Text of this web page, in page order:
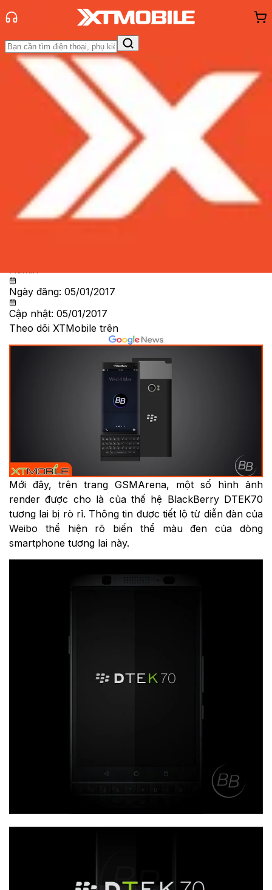
Trang chủ
Tin tức
Tin Mới
Đánh Giá - Trên TaySo Sánh Tư vấnKhuyến
Hỏi đáp App - Game Thông báo
hàng - Sự kiện
BlackBerry DTEK70 lộ diện hình ảnh
siêu “dị”: Bàn phím QWERTY huyền
thoại sánh bước cùng camera “bá
Admin
Ngày đăng: 05/01/2017
Cập nhật: 05/01/2017
Theo dõi XTMobile trên
Mới đây, trên trang GSMArena, một số hình ảnh
render được cho là của thế hệ BlackBerryDTEK70
tương lại bị rò rỉ. Thông tin được tiết lộ từ diễn đàn của
Weibo thể hiện rõ biến thể màu đen của dòng
smartphone tương lai này.